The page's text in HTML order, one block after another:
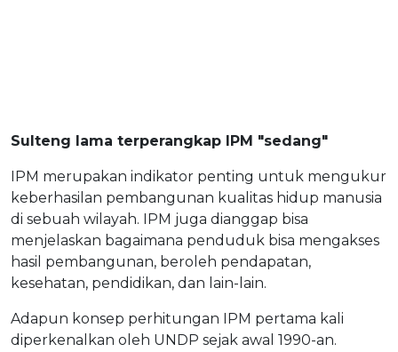
Sulteng lama terperangkap IPM "sedang"
IPM merupakan indikator penting untuk mengukur
keberhasilan pembangunan kualitas hidup manusia
di sebuah wilayah. IPM juga dianggap bisa
menjelaskan bagaimana penduduk bisa mengakses
hasil pembangunan, beroleh pendapatan,
kesehatan, pendidikan, dan lain-lain.
Adapun konsep perhitungan IPM pertama kali
diperkenalkan oleh UNDP sejak awal 1990-an.